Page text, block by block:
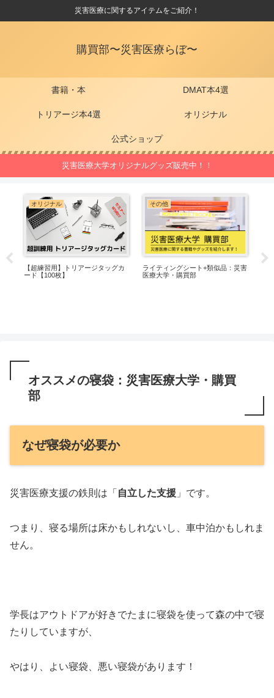
災害医療に関するアイテムをご紹介！
購買部〜災害医療らぼ〜
書籍・本 DMAT本4選
トリアージ本4選 オリジナル
公式ショップ
災害医療大学オリジナルグッズ販売中！！
オリジナル
【超練習用】トリアージタッグカ
ード【100枚】
その他
ライティングシート+類似品：災害
医療大学・購買部
オススメの寝袋：災害医療大学・購買
部
なぜ寝袋が必要か
災害医療支援の鉄則は「 自立した支援 」です。
つまり、寝る場所は床かもしれないし、車中泊かもしれま
せん。
学長はアウトドアが好きでたまに寝袋を使って森の中で寝
たりしていますが、
やはり、よい寝袋、悪い寝袋があります！